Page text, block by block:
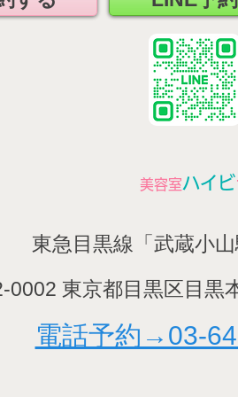
​美容室ハイビ
東急目黒線「武蔵小
0002 東京都目黒区目黒
電話予約→03-